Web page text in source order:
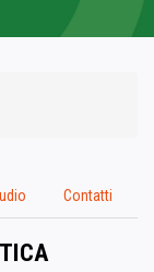
Contatti